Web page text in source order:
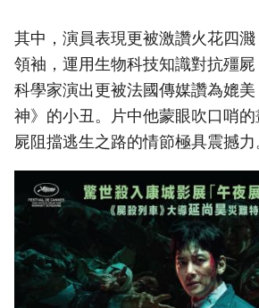
其中，演員表現更被激讚火花四
領袖，運用生物科技知識對抗殭
科學家演出更被法國傳媒讚為媲
神》的小丑。片中他蒙眼吹口哨
屍阻擋逃生之路的情節極具震撼力